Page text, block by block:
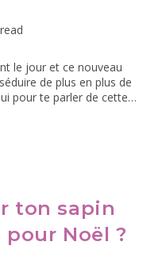
le jour et ce nouveau
de plus en plus de
pour te parler de cette…
ton sapin
Noël ?